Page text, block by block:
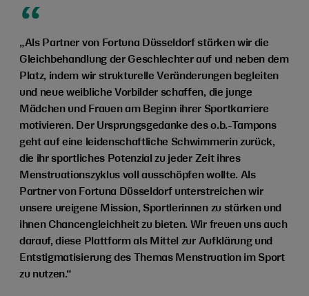
„Als Partner von Fortuna Düsseldorf stärken wir die
Gleichbehandlung der Geschlechter auf und neben dem
Platz, indem wir strukturelle Veränderungen begleiten
und neue weibliche Vorbilder schaffen, die junge
Mädchen und Frauen am Beginn ihrer Sportkarriere
motivieren. Der Ursprungsgedanke des o.b.-Tampons
geht auf eine leidenschaftliche Schwimmerin zurück,
die ihr sportliches Potenzial zu jeder Zeit ihres
Menstruationszyklus voll ausschöpfen wollte. Als
Partner von Fortuna Düsseldorf unterstreichen wir
unsere ureigene Mission, Sportlerinnen zu stärken und
ihnen Chancengleichheit zu bieten. Wir freuen uns auch
darauf, diese Plattform als Mittel zur Aufklärung und
Entstigmatisierung des Themas Menstruation im Sport
zu nutzen.“